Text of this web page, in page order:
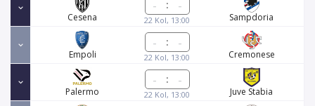
Cesena
:
22 Kol, 13:00 Sampdoria
Empoli
:
22 Kol, 13:00 Cremonese
Palermo
:
22 Kol, 13:00 Juve Stabia